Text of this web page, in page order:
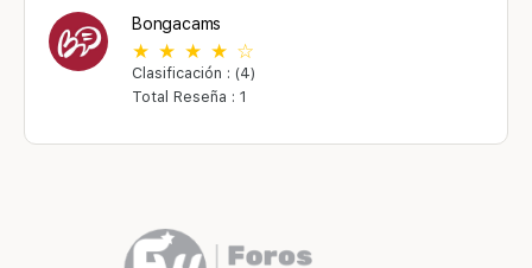
Bongacams
Clasificación : (4)
Total Reseña : 1